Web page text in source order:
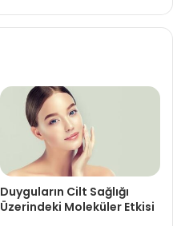
Duyguların Cilt Sağlığı
Üzerindeki Moleküler Etkisi